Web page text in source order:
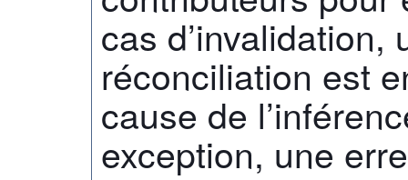
cas d’invalidation,
réconciliation est
cause de
exception, une